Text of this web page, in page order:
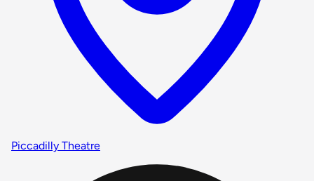
Piccadilly Theatre